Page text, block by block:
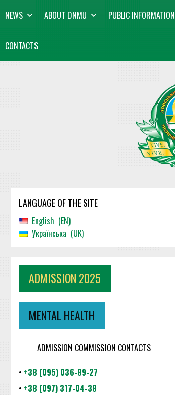
toNEWS ABOUT DNMU PUBLIC INFORMATION
CONTACTS
LANGUAGE OF THE SITE
English
EN
Українська
UK
ADMISSION 2025
MENTAL HEALTH
ADMISSION COMMISSION CONTACTS
• +38 (095) 036-89-27
• +38 (097) 317-04-38